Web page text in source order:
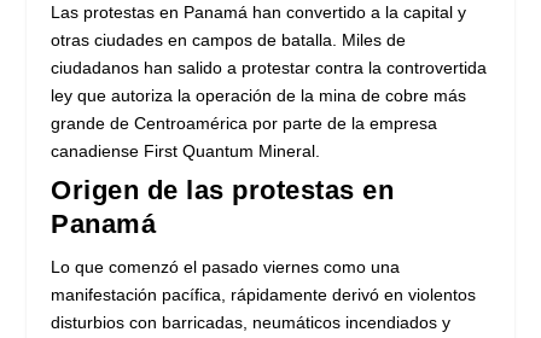
Las protestas en Panamá han convertido a la capital y
otras ciudades en campos de batalla. Miles de
ciudadanos han salido a protestar contra la controvertida
ley que autoriza la operación de la mina de cobre más
grande de Centroamérica por parte de la empresa
canadiense First Quantum Mineral.
Origen de las protestas en
Panamá
Lo que comenzó el pasado viernes como una
manifestación pacífica, rápidamente derivó en violentos
disturbios con barricadas, neumáticos incendiados y